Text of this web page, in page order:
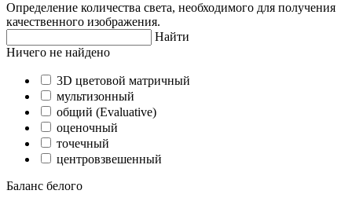
Определение количества света, необходимого для получения
качественного изображения.
Найти
Ничего не найдено
3D цветовой матричный
мультизонный
общий (Evaluative)
оценочный
точечный
центровзвешенный
Баланс белого